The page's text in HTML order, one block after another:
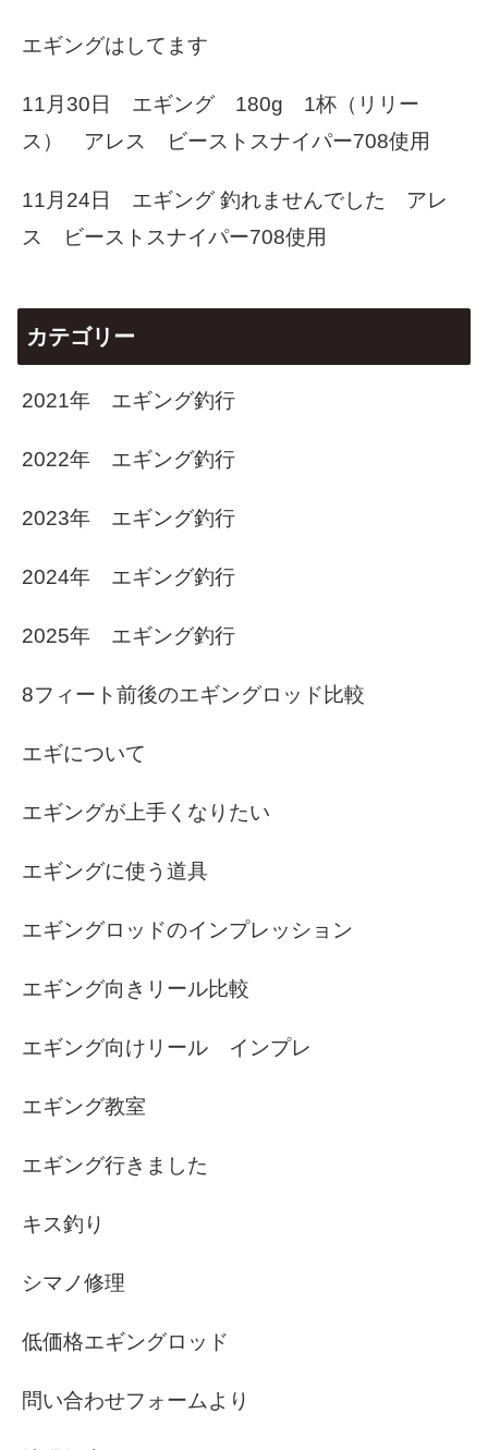
エギングはしてます
11月30日 エギング 180g 1杯（リリー
ス） アレス ビーストスナイパー708使用
11月24日 エギング 釣れませんでした アレ
ス ビーストスナイパー708使用
カテゴリー
2021年 エギング釣行
2022年 エギング釣行
2023年 エギング釣行
2024年 エギング釣行
2025年 エギング釣行
8フィート前後のエギングロッド比較
エギについて
エギングが上手くなりたい
エギングに使う道具
エギングロッドのインプレッション
エギング向きリール比較
エギング向けリール インプレ
エギング教室
エギング行きました
キス釣り
シマノ修理
低価格エギングロッド
問い合わせフォームより